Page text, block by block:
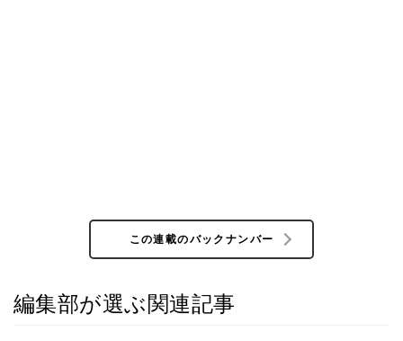
この連載のバックナンバー
編集部が選ぶ関連記事